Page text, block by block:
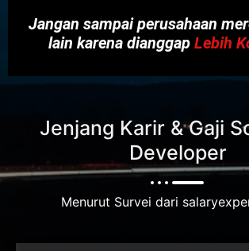
Jangan sampai perusahaan
lain karena dianggap Lebih
Jenjang Karir & Gaji
Developer
Menurut Survei dari